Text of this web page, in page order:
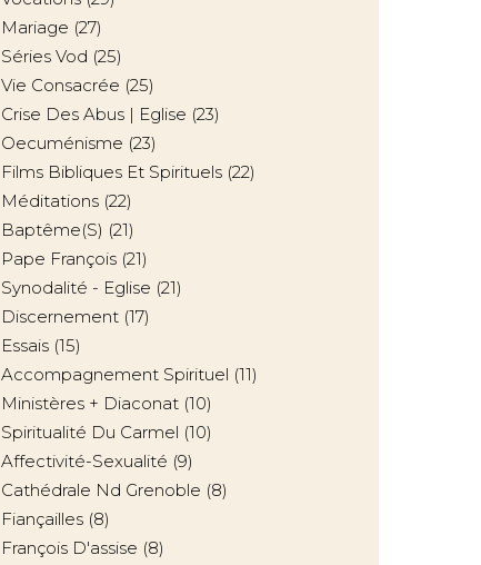
Mariage (27)
Séries Vod (25)
Vie Consacrée (25)
Crise Des Abus | Eglise (23)
Oecuménisme (23)
Films Bibliques Et Spirituels (22)
Méditations (22)
Baptême(s) (21)
Pape François (21)
Synodalité - Eglise (21)
Discernement (17)
Essais (15)
Accompagnement Spirituel (11)
Ministères + Diaconat (10)
Spiritualité Du Carmel (10)
Affectivité-Sexualité (9)
Cathédrale Nd Grenoble (8)
Fiançailles (8)
François D'assise (8)